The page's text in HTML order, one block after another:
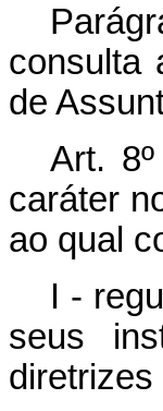
consulta
de
Art.
caráter
ao qual
I -
seus
diretrizes